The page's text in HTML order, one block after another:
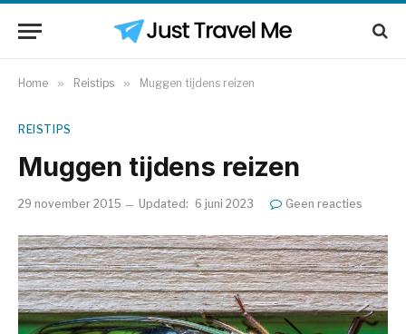
Home » Reistips » Muggen tijdens reizen
REISTIPS
Muggen tijdens reizen
29 november 2015 Updated: 6 juni 2023 Geen reacties